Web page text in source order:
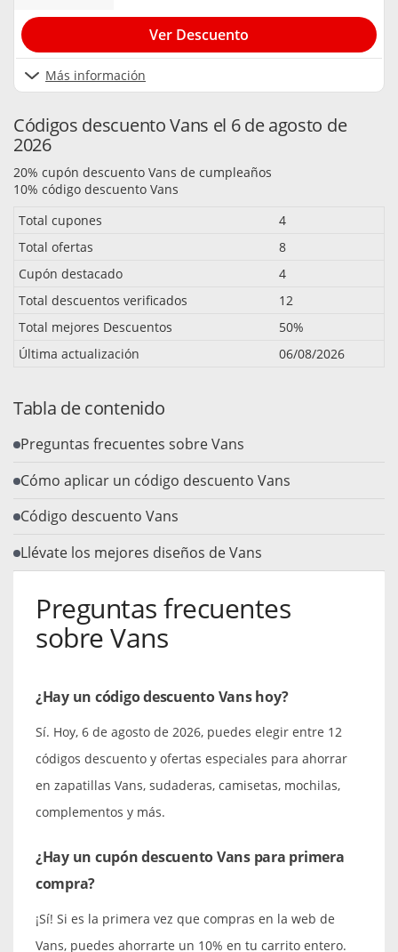
Más información
Ver Descuento
Códigos descuento Vans el 6 de agosto de
2026
20% cupón descuento Vans de cumpleaños
10% código descuento Vans
Total cupones
4
Total ofertas
8
Cupón destacado
4
Total descuentos verificados
12
Total mejores Descuentos
50%
Última actualización
06/08/2026
Tabla de contenido
Preguntas frecuentes sobre Vans
Cómo aplicar un código descuento Vans
Código descuento Vans
Llévate los mejores diseños de Vans
Preguntas frecuentes
sobre Vans
¿Hay un código descuento Vans hoy?
Sí. Hoy, 6 de agosto de 2026, puedes elegir entre 12
códigos descuento y ofertas especiales para ahorrar
en zapatillas Vans, sudaderas, camisetas, mochilas,
complementos y más.
¿Hay un cupón descuento Vans para primera
compra?
¡Sí! Si es la primera vez que compras en la web de
Vans, puedes ahorrarte un 10% en tu carrito entero.